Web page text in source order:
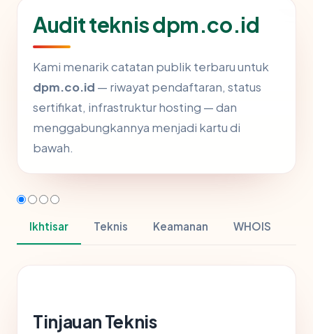
Audit teknis dpm.co.id
Kami menarik catatan publik terbaru untuk
dpm.co.id — riwayat pendaftaran, status
sertifikat, infrastruktur hosting — dan
menggabungkannya menjadi kartu di
bawah.
Ikhtisar Teknis Keamanan WHOIS
Tinjauan Teknis